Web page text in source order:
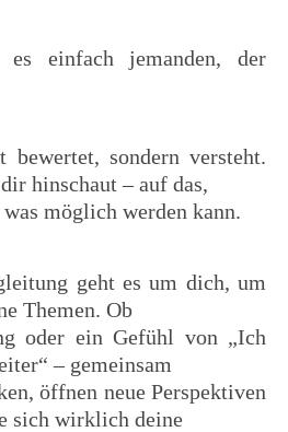
es einfach jemanden, der
bewertet, sondern versteht.
hinschaut – auf das,
möglich werden kann.
geht es um dich, um
Themen. Ob
oder ein Gefühl von „Ich
– gemeinsam
öffnen neue Perspektiven
sich wirklich deine